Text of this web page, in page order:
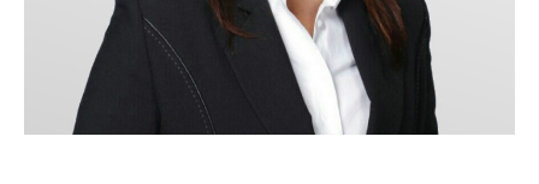
ОПШТИНСКА УПРАВА
ИНФО
Вијести